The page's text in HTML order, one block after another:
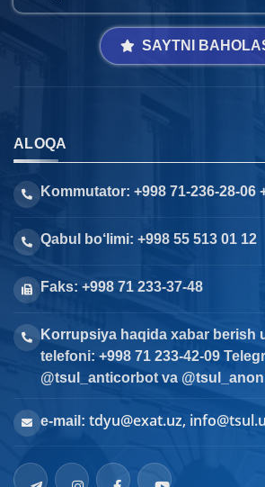
SAYTNI
ALOQA
Kommutator: +998 71-236-28-06
Qabul bo‘limi: +998 55 513 01 12
Faks: +998 71 233-37-48
Korrupsiya haqida xabar berish
telefoni: +998 71 233-42-09
@tsul_anticorbot va
e-mail: tdyu@exat.uz,